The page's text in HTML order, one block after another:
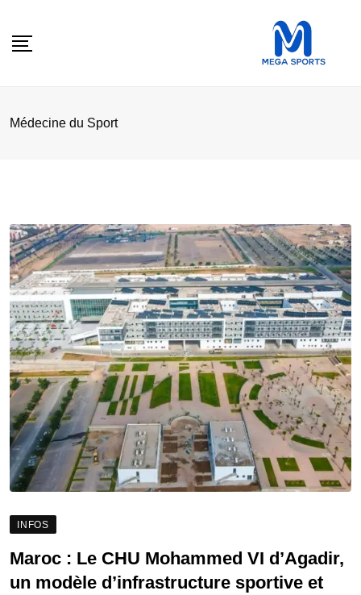
Médecine du Sport
INFOS
Maroc : Le CHU Mohammed VI d’Agadir,
un modèle d’infrastructure sportive et